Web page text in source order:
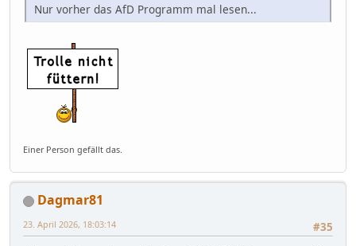
Nur vorher das AfD Programm mal lesen...
Einer Person gefällt das.
Dagmar81
#35
23. April 2026, 18:03:14